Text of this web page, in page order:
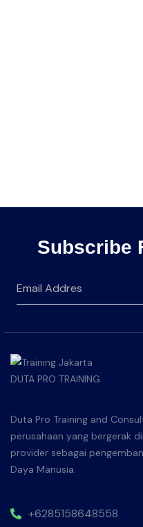
Subscribe
Duta Pro Training and
perusahaan yang bergerak
provider sebagai
Daya Manusia.
+6285158648558